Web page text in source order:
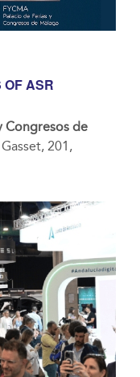
OF ASR
Congresos de
201,